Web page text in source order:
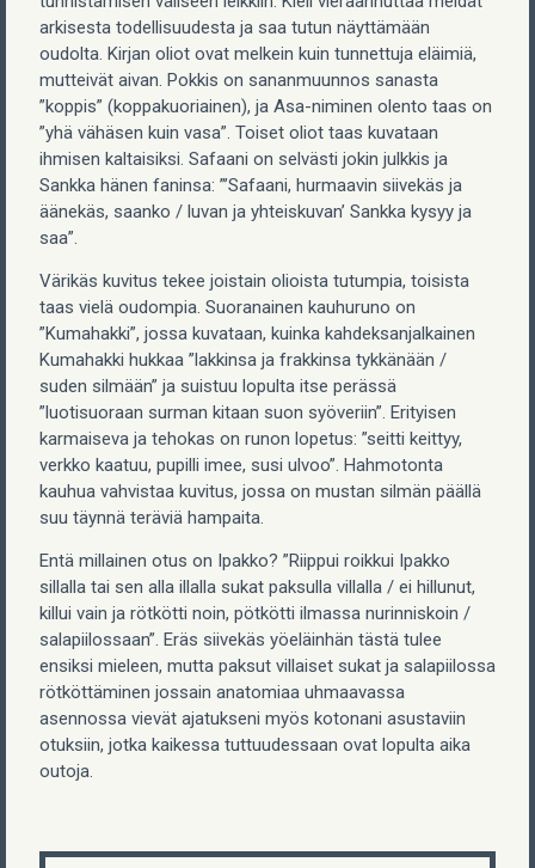
arkisesta todellisuudesta ja saa tutun näyttämään
oudolta. Kirjan oliot ovat melkein kuin tunnettuja eläimiä,
mutteivät aivan. Pokkis on sananmuunnos sanasta
”koppis” (koppakuoriainen), ja Asa-niminen olento taas on
”yhä vähäsen kuin vasa”. Toiset oliot taas kuvataan
ihmisen kaltaisiksi. Safaani on selvästi jokin julkkis ja
Sankka hänen faninsa: ”’Safaani, hurmaavin siivekäs ja
äänekäs, saanko / luvan ja yhteiskuvan’ Sankka kysyy ja
saa”.
Värikäs kuvitus tekee joistain olioista tutumpia, toisista
taas vielä oudompia. Suoranainen kauhuruno on
”Kumahakki”, jossa kuvataan, kuinka kahdeksanjalkainen
Kumahakki hukkaa ”lakkinsa ja frakkinsa tykkänään /
suden silmään” ja suistuu lopulta itse perässä
”luotisuoraan surman kitaan suon syöveriin”. Erityisen
karmaiseva ja tehokas on runon lopetus: ”seitti keittyy,
verkko kaatuu, pupilli imee, susi ulvoo”. Hahmotonta
kauhua vahvistaa kuvitus, jossa on mustan silmän päällä
suu täynnä teräviä hampaita.
Entä millainen otus on Ipakko? ”Riippui roikkui Ipakko
sillalla tai sen alla illalla sukat paksulla villalla / ei hillunut,
killui vain ja rötkötti noin, pötkötti ilmassa nurinniskoin /
salapiilossaan”. Eräs siivekäs yöeläinhän tästä tulee
ensiksi mieleen, mutta paksut villaiset sukat ja salapiilossa
rötköttäminen jossain anatomiaa uhmaavassa
asennossa vievät ajatukseni myös kotonani asustaviin
otuksiin, jotka kaikessa tuttuudessaan ovat lopulta aika
outoja.